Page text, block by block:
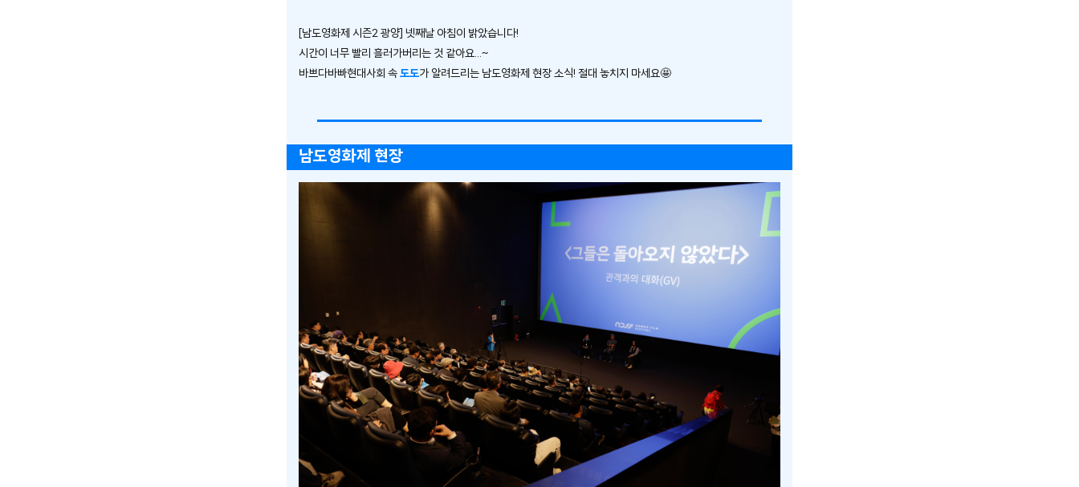
[남도영화제 시즌2 광양] 넷째날 아침이 밝았습니다!
시간이 너무 빨리 흘러가버리는 것 같아요...~
바쁘다바빠현대사회 속 도도가 알려드리는 남도영화제 현장 소식! 절대 놓치지 마세요🤩
남도영화제 현장